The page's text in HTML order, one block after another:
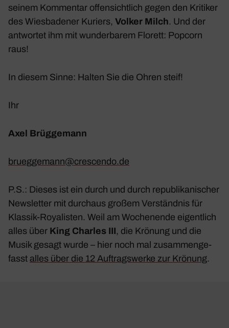
seinem Kommentar offen­sicht­lich gegen den Kritiker
des Wies­ba­dener Kuriers, Volker Milch. Und der
antwortet ihm mit wunder­barem Florett: Popcorn
raus!
In diesem Sinne: Halten Sie die Ohren steif!
Ihr
Axel Brüg­ge­mann
brueggemann@​crescendo.​de
P.S.: Dieses ist ein durch und durch repu­bli­ka­ni­scher
News­letter mit durchaus großem Verständnis für
Klassik-Roya­listen. Weil am Wochen­ende eigent­lich
alles über King Charles III, die Krönung und die
Musik gesagt wurde – hier noch mal zusam­men­ge­
fasst alles über die 12 Auftrags­werke zur Krönung.